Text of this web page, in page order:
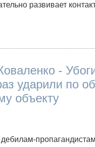
развивает
-
ударили по
объекту